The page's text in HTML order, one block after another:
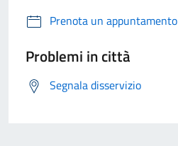
Prenota un appuntamento
Problemi in città
Segnala disservizio